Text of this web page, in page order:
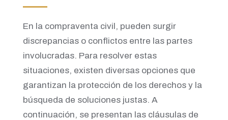
En la compraventa civil, pueden surgir
discrepancias o conflictos entre las partes
involucradas. Para resolver estas
situaciones, existen diversas opciones que
garantizan la protección de los derechos y la
búsqueda de soluciones justas. A
continuación, se presentan las cláusulas de